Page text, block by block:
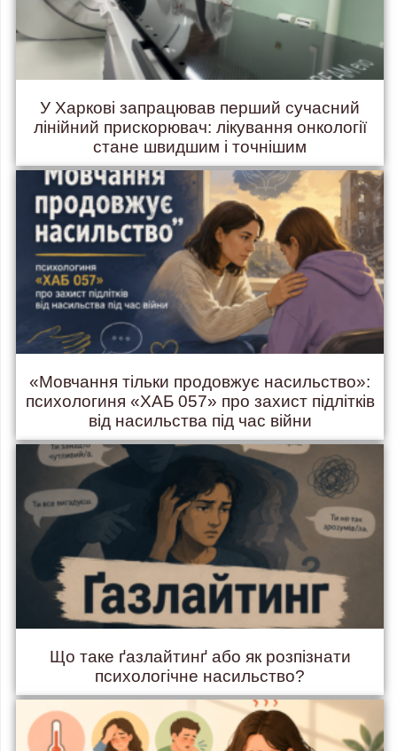
У Харкові запрацював перший сучасний
лінійний прискорювач: лікування онкології
стане швидшим і точнішим
«Мовчання тільки продовжує насильство»:
психологиня «ХАБ 057» про захист підлітків
від насильства під час війни
Що таке ґазлайтинґ або як розпізнати
психологічне насильство?